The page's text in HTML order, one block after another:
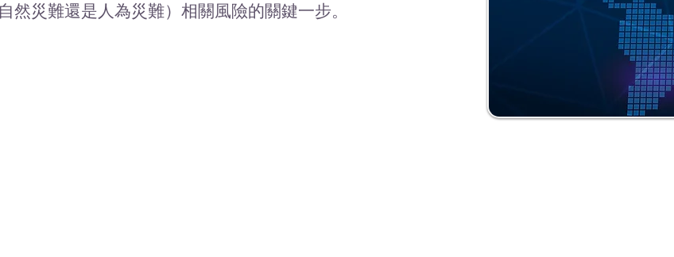
然災難還是人為災難）相關風險的關鍵一步。